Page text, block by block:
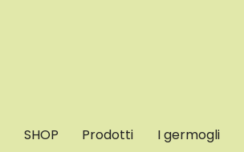
SHOP Prodotti I germogli